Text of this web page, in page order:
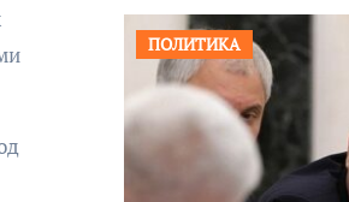
ПОЛИТИКА